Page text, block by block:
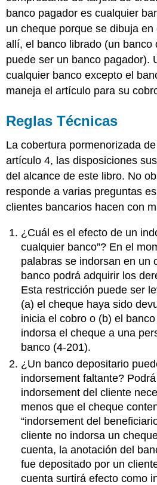
banco pagador es cualquier
un cheque porque se dibuja
allí, el banco librado (un banco
puede ser un banco pagador).
cualquier banco excepto el
maneja el artículo para su
Reglas Técnicas
La cobertura pormenorizada
artículo 4, las disposiciones
del alcance de este libro. No
responde a varias preguntas
clientes bancarios hacen con
¿Cuál es el efecto de un
cualquier banco”? En el
palabras se indorsan en un
banco podrá adquirir los
Esta restricción puede ser
(a) el cheque haya sido
inicia el cobro o (b) el
indorsa el cheque a una
banco (4-201).
¿Un banco depositario
indorsement faltante?
indorsement del cliente
menos que el cheque
“indorsement del
cliente no indorsa un
cuenta, la anotación del
fue depositado por un
cuenta surtirá efecto como